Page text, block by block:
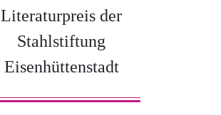
Literaturpreis der
Stahlstiftung
Eisenhüttenstadt